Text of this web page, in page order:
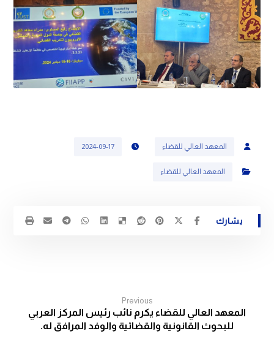
المعهد العالي للقضاء 2024-09-17
المعهد العالي للقضاء
Previous
المعهد العالي للقضاء يكرم نائب رئيس المركز العربي
للبحوث القانونية والقضائية والوفد المرافق له.